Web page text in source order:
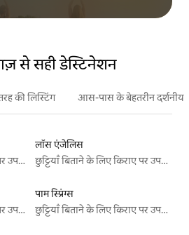
से सही डेस्टिनेशन
की लिस्टिंग आस-पास के बेहतरीन दर्शनीय
छुट्टियाँ बिताने के लिए किराए पर उपलब्ध जगहें
लॉस एंजेलिस
छुट्टियाँ बिताने के लिए किराए पर उपलब्ध जगहें
छुट्टियाँ बिताने के लिए किराए पर उपलब्ध जगहें
पाम स्प्रिंग्स
छुट्टियाँ बिताने के लिए किराए पर उपलब्ध जगहें